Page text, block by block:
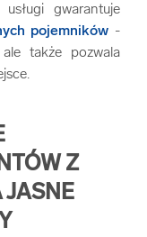
gwarantuje
pojemników -
także pozwala
Z
JASNE